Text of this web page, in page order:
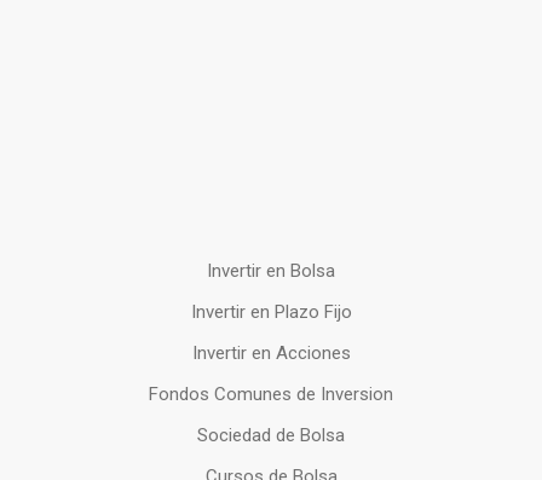
Invertir en Bolsa
Invertir en Plazo Fijo
Invertir en Acciones
Fondos Comunes de Inversion
Sociedad de Bolsa